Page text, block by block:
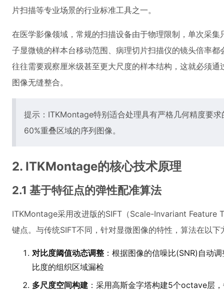
片扫描等专业场景的行业标准工具之一。
在医学影像领域，常规的扫描设备由于物理限制，单次采
子显微镜的样本台移动范围、病理切片扫描仪的镜头倍率
往往需要观察厘米级甚至更大尺度的样本结构，这就必须
图像无缝整合。
提示：ITKMontage特别适合处理具有严格几何精度要
60%重叠区域的序列图像。
2. ITKMontage的核心技术原理
2.1 基于特征点的弹性配准算法
ITKMontage采用改进版的SIFT（Scale-Invariant Feature
键点。与传统SIFT不同，针对显微图像的特性，算法在以下
对比度阈值动态调整 ：根据图像的信噪比(SNR)自动
比度的组织区域漏检
多尺度空间构建 ：采用高斯金字塔构建5个octave层